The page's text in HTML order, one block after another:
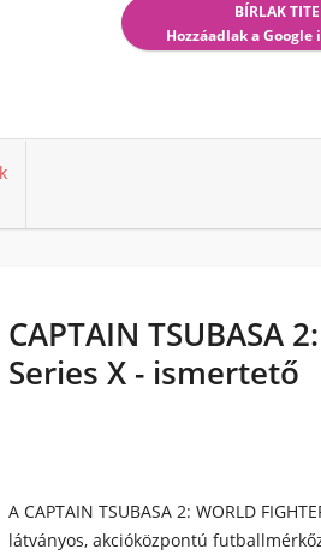
BÍRLAK
Hozzáadlak a
CAPTAIN TSUBASA
Series X - ismertető
A CAPTAIN TSUBASA 2: WORLD
látványos, akcióközpontú